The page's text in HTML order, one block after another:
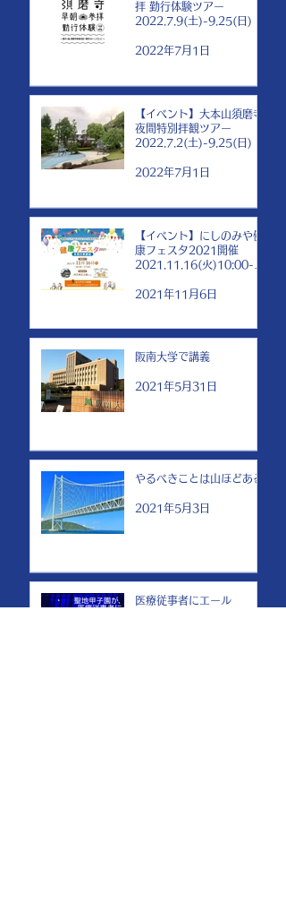
拝 勤行体験ツアー
2022.7.9(土)-9.25(日)
2022年7月1日
【イベント】大本山須磨寺
夜間特別拝観ツアー
2022.7.2(土)-9.25(日)
2022年7月1日
【イベント】にしのみや健
康フェスタ2021開催
2021.11.16(火)10:00-
2021年11月6日
阪南大学で講義
2021年5月31日
やるべきことは山ほどある
2021年5月3日
医療従事者にエール